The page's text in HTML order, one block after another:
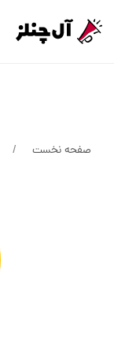
صفحه نخست